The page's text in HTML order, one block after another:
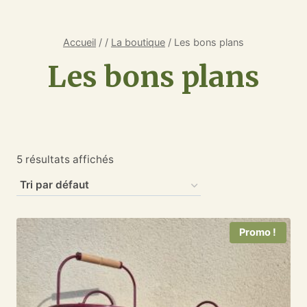
Accueil / / La boutique / Les bons plans
Les bons plans
5 résultats affichés
Promo !